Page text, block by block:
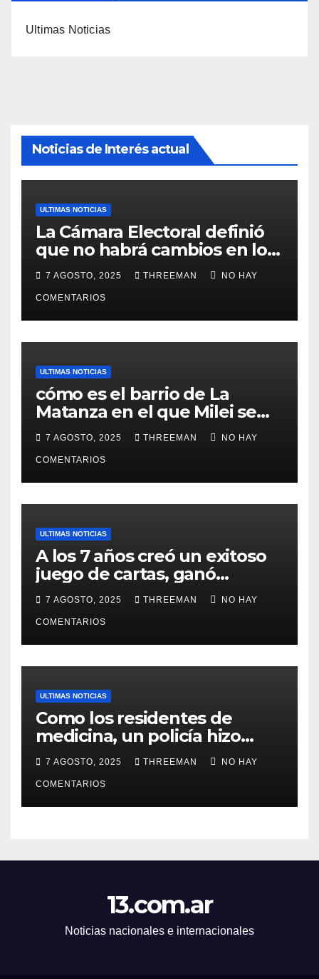
Ultimas Noticias
Noticias de Interés actual
ULTIMAS NOTICIAS
La Cámara Electoral definió
que no habrá cambios en los
lugares de votación en La
Matanza
7 AGOSTO, 2025 THREEMAN NO HAY
COMENTARIOS
ULTIMAS NOTICIAS
cómo es el barrio de La
Matanza en el que Milei se
sacó la foto de lanzamiento
de campaña en provincia de
Buenos Aires
7 AGOSTO, 2025 THREEMAN NO HAY
COMENTARIOS
ULTIMAS NOTICIAS
A los 7 años creó un exitoso
juego de cartas, ganó
millones y ahora vendió la
idea para cumplir su sueño
7 AGOSTO, 2025 THREEMAN NO HAY
COMENTARIOS
ULTIMAS NOTICIAS
Como los residentes de
medicina, un policía hizo
trampa en un examen para
obtener un ascenso en Santa
Fe y fue suspendido
7 AGOSTO, 2025 THREEMAN NO HAY
COMENTARIOS
13.com.ar
Noticias nacionales e internacionales